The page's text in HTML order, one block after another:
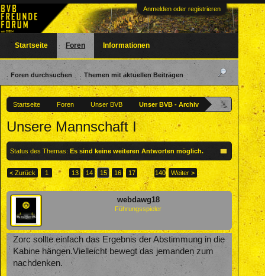
Anmelden oder registrieren
Startseite Foren Unser BVB Unser BVB - Archiv
Unsere Mannschaft I
Status des Themas: Es sind keine weiteren Antworten möglich.
< Zurück 1 ← 13 14 15 16 17 → 140 Weiter >
webdawg18
Führungsspieler
Zorc sollte einfach das Ergebnis der Abstimmung in die
Kabine hängen.Vielleicht bewegt das jemanden zum
nachdenken.
Startseite Foren
Foren durchsuchen Themen mit aktuellen Beiträgen
Informationen